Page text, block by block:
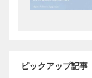
ピックアップ記事